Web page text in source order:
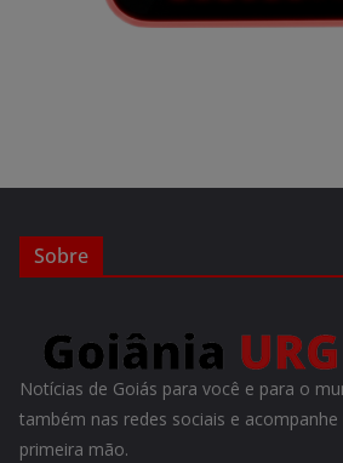
Sobre
Notícias de Goiás para você e para o
também nas redes sociais e
primeira mão.